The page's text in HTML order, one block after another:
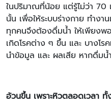
ในปริมาณที่น้อย แต่รู้ไม่ว่า 70
นั้น เพื่อให้ระบบร่างกาย ทำงา
ทุกคนจึงต้องดื่มน้ำ ให้เพียงพ
เกิดโรคต่าง ๆ ขึ้น และ บางโ
นำข้อมูล และ ผลเสีย หากดื่มน้
อ้วนขึ้น เพราะหิวตลอดเวลา ทั้